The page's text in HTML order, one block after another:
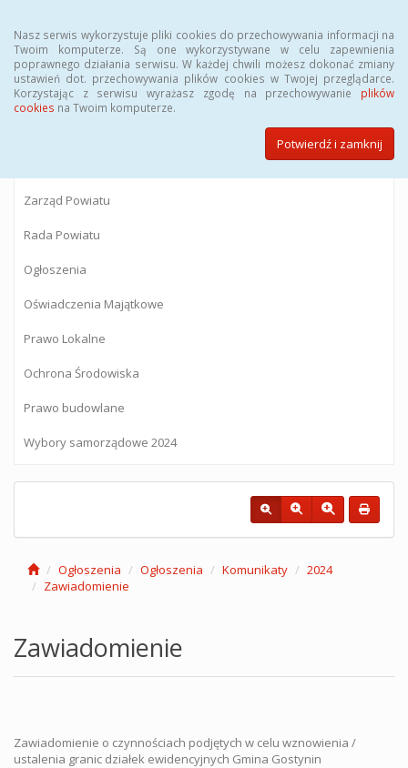
Nasz serwis wykorzystuje pliki cookies do przechowywania informacji na
Twoim komputerze. Są one wykorzystywane w celu zapewnienia
poprawnego działania serwisu. W każdej chwili możesz dokonać zmiany
ustawień dot. przechowywania plików cookies w Twojej przeglądarce.
Korzystając z serwisu wyrażasz zgodę na przechowywanie plików
cookies na Twoim komputerze.
Potwierdź i zamknij
BIULETYN INFORMACJI PUBLICZNEJ
Starostwa Powiatowego w Gostyninie
Zarząd Powiatu
Rada Powiatu
Ogłoszenia
Oświadczenia Majątkowe
Prawo Lokalne
Ochrona Środowiska
Prawo budowlane
Wybory samorządowe 2024
Ogłoszenia Ogłoszenia Komunikaty
2024
Zawiadomienie
Zawiadomienie
Zawiadomienie o czynnościach podjętych w celu wznowienia /
ustalenia granic działek ewidencyjnych Gmina Gostynin